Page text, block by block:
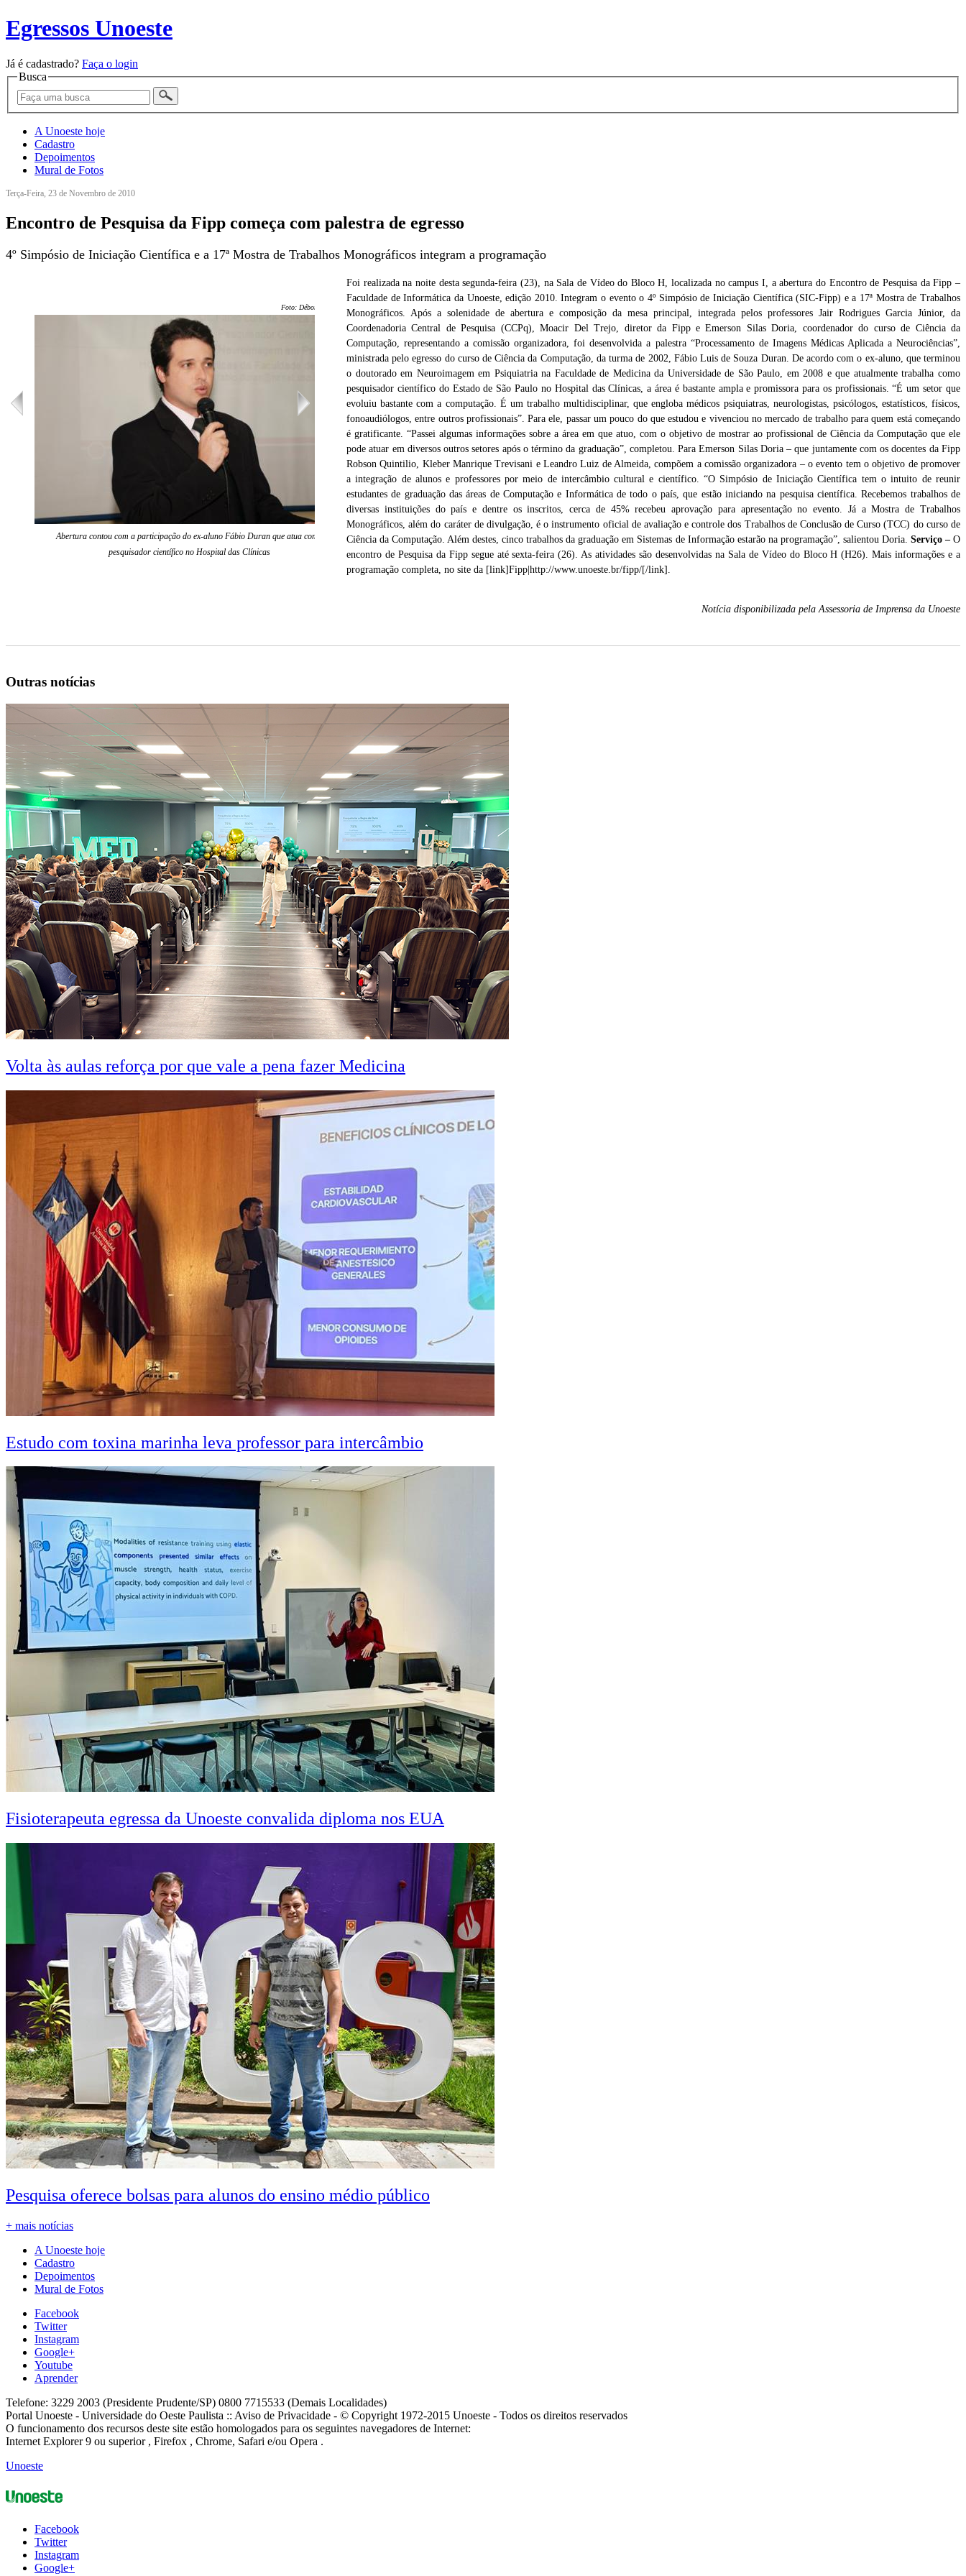
Egressos Unoeste
Já é cadastrado? Faça o login
Busca
A Unoeste hoje
Cadastro
Depoimentos
Mural de Fotos
Terça-Feira, 23 de Novembro de 2010
Encontro de Pesquisa da Fipp começa com palestra de egresso
4º Simpósio de Iniciação Científica e a 17ª Mostra de Trabalhos Monográficos integram a programação
Foto: Débora André
Abertura contou com a participação do ex-aluno Fábio Duran que atua como
pesquisador científico no Hospital das Clínicas
Foto: Débora André
Mesa principal foi composta pelo professor Emerson Silas Doria, o diretor da Fipp,
Moacir Del Trejo e pelo coordenador da CCPq, Jair Garcia Júnior
Foi realizada na noite desta segunda-feira (23), na Sala de Vídeo do Bloco H, localizada no campus I, a abertura do Encontro de Pesquisa da Fipp –
Faculdade de Informática da Unoeste, edição 2010. Integram o evento o 4º Simpósio de Iniciação Científica (SIC-Fipp) e a 17ª Mostra de Trabalhos
Monográficos. Após a solenidade de abertura e composição da mesa principal, integrada pelos professores Jair Rodrigues Garcia Júnior, da
Coordenadoria Central de Pesquisa (CCPq), Moacir Del Trejo, diretor da Fipp e Emerson Silas Doria, coordenador do curso de Ciência da
Computação, representando a comissão organizadora, foi desenvolvida a palestra “Processamento de Imagens Médicas Aplicada a Neurociências”,
ministrada pelo egresso do curso de Ciência da Computação, da turma de 2002, Fábio Luis de Souza Duran. De acordo com o ex-aluno, que terminou
o doutorado em Neuroimagem em Psiquiatria na Faculdade de Medicina da Universidade de São Paulo, em 2008 e que atualmente trabalha como
pesquisador científico do Estado de São Paulo no Hospital das Clínicas, a área é bastante ampla e promissora para os profissionais. “É um setor que
evoluiu bastante com a computação. É um trabalho multidisciplinar, que engloba médicos psiquiatras, neurologistas, psicólogos, estatísticos, físicos,
fonoaudiólogos, entre outros profissionais”. Para ele, passar um pouco do que estudou e vivenciou no mercado de trabalho para quem está começando
é gratificante. “Passei algumas informações sobre a área em que atuo, com o objetivo de mostrar ao profissional de Ciência da Computação que ele
pode atuar em diversos outros setores após o término da graduação”, completou. Para Emerson Silas Doria – que juntamente com os docentes da Fipp
Robson Quintilio, Kleber Manrique Trevisani e Leandro Luiz de Almeida, compõem a comissão organizadora – o evento tem o objetivo de promover
a integração de alunos e professores por meio de intercâmbio cultural e científico. “O Simpósio de Iniciação Científica tem o intuito de reunir
estudantes de graduação das áreas de Computação e Informática de todo o país, que estão iniciando na pesquisa científica. Recebemos trabalhos de
diversas instituições do país e dentre os inscritos, cerca de 45% recebeu aprovação para apresentação no evento. Já a Mostra de Trabalhos
Monográficos, além do caráter de divulgação, é o instrumento oficial de avaliação e controle dos Trabalhos de Conclusão de Curso (TCC) do curso de
Ciência da Computação. Além destes, cinco trabalhos da graduação em Sistemas de Informação estarão na programação”, salientou Doria. Serviço –O
encontro de Pesquisa da Fipp segue até sexta-feira (26). As atividades são desenvolvidas na Sala de Vídeo do Bloco H (H26). Mais informações e a
programação completa, no site da [link]Fipp|http://www.unoeste.br/fipp/[/link].
Notícia disponibilizada pela Assessoria de Imprensa da Unoeste
Outras notícias
Volta às aulas reforça por que vale a pena fazer Medicina
Estudo com toxina marinha leva professor para intercâmbio
Fisioterapeuta egressa da Unoeste convalida diploma nos EUA
Pesquisa oferece bolsas para alunos do ensino médio público
+ mais notícias
A Unoeste hoje
Cadastro
Depoimentos
Mural de Fotos
Facebook
Twitter
Instagram
Google+
Youtube
Aprender
Telefone: 3229 2003 (Presidente Prudente/SP) 0800 7715533 (Demais Localidades)
Portal Unoeste - Universidade do Oeste Paulista :: Aviso de Privacidade - © Copyright 1972-2015 Unoeste - Todos os direitos reservados
O funcionamento dos recursos deste site estão homologados para os seguintes navegadores de Internet:
Internet Explorer 9 ou superior , Firefox , Chrome, Safari e/ou Opera .
Unoeste
Facebook
Twitter
Instagram
Google+